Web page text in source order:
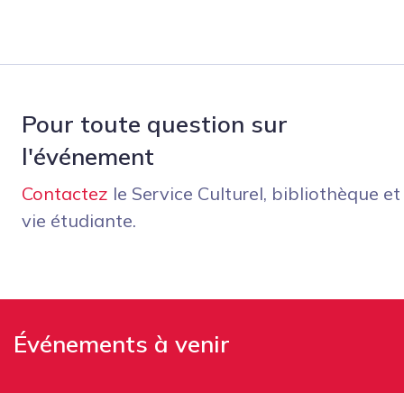
Pour toute question sur
l'événement
Contactez le Service Culturel, bibliothèque et
vie étudiante.
Événements à venir